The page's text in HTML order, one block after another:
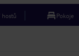
hostů Pokoje